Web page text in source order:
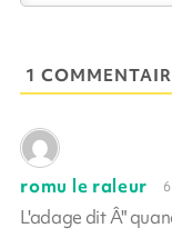
1
romu le raleur
L'adage dit Â"